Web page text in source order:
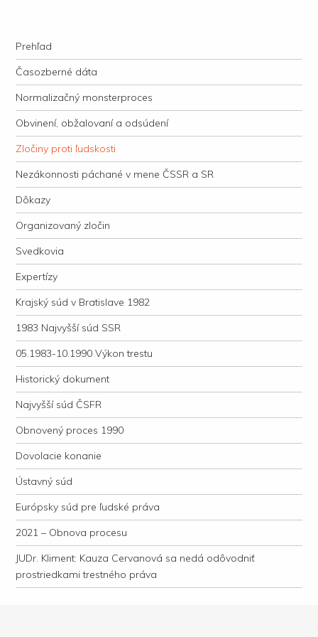
justície
Navigation
Skip to content
Prehľad
Časozberné dáta
Normalizačný monsterproces
Obvinení, obžalovaní a odsúdení
Zločiny proti ľudskosti
Nezákonnosti páchané v mene ČSSR a SR
Dôkazy
Organizovaný zločin
Svedkovia
Expertízy
Krajský súd v Bratislave 1982
1983 Najvyšší súd SSR
05.1983-10.1990 Výkon trestu
Historický dokument
Najvyšší súd ČSFR
Obnovený proces 1990
Dovolacie konanie
Ústavný súd
Európsky súd pre ľudské práva
2021 – Obnova procesu
JUDr. Kliment: Kauza Cervanová sa nedá odôvodniť
prostriedkami trestného práva